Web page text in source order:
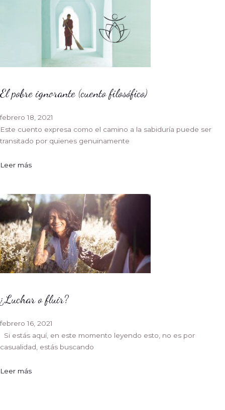
El pobre ignorante (cuento filosófico)
febrero 18, 2021
Este cuento expresa como el camino a la sabiduría puede ser
transitado por quienes genuinamente
Leer más
¿Luchar o fluir?
febrero 16, 2021
Si estás aquí, en este momento leyendo esto, no es por
casualidad, estás buscando
Leer más